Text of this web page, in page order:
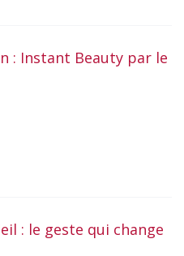
: Instant Beauty par le
: le geste qui change